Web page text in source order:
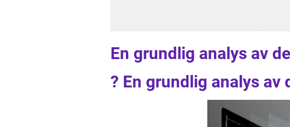
En grundlig analys av
? En grundlig analys